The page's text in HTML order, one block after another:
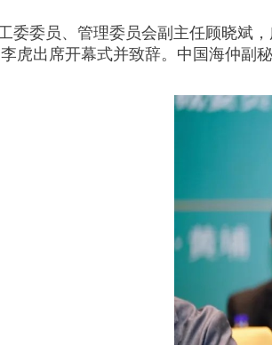
委委员、管理委员会副主任顾晓斌
虎出席开幕式并致辞。中国海仲副